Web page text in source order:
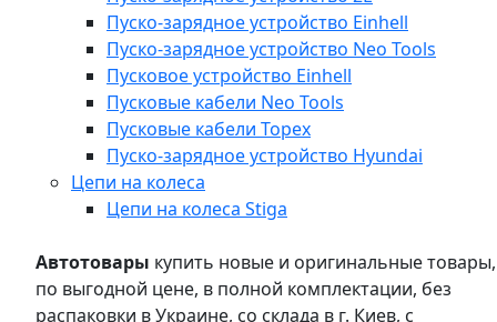
Пуско-зарядное устройство Einhell
Пуско-зарядное устройство Neo Tools
Пусковое устройство Einhell
Пусковые кабели Neo Tools
Пусковые кабели Topex
Пуско-зарядное устройство Hyundai
Цепи на колеса
Цепи на колеса Stiga
Автотовары купить новые и оригинальные товары,
по выгодной цене, в полной комплектации, без
распаковки в Украине, со склада в г. Киев, с